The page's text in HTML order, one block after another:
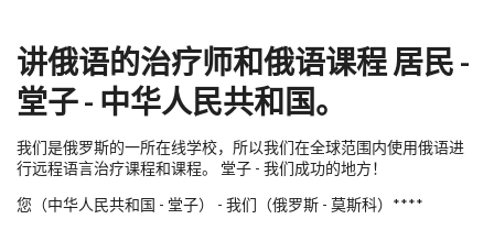
讲俄语的治疗师和俄语课程 居民 -
堂子 - 中华人民共和国。
我们是俄罗斯的一所在线学校，所以我们在全球范围内使用俄语进
行远程语言治疗课程和课程。 堂子 - 我们成功的地方！
您（中华人民共和国 - 堂子） - 我们（俄罗斯 - 莫斯科）****